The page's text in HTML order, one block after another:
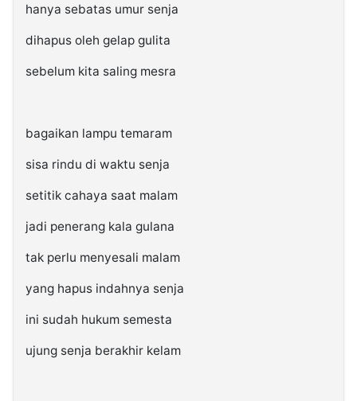
hanya sebatas umur senja
dihapus oleh gelap gulita
sebelum kita saling mesra
bagaikan lampu temaram
sisa rindu di waktu senja
setitik cahaya saat malam
jadi penerang kala gulana
tak perlu menyesali malam
yang hapus indahnya senja
ini sudah hukum semesta
ujung senja berakhir kelam